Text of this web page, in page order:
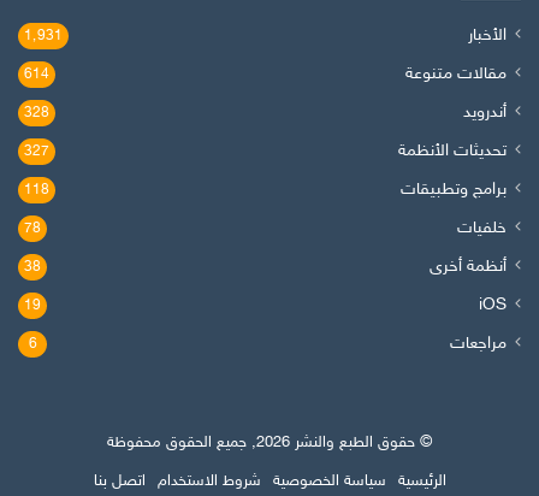
الأخبار 1٬931
مقالات متنوعة 614
أندرويد 328
تحديثات الأنظمة 327
برامج وتطبيقات 118
خلفيات 78
أنظمة أخرى 38
iOS
19
مراجعات 6
© حقوق الطبع والنشر 2026, جميع الحقوق محفوظة
الرئيسية
سياسة الخصوصية شروط الاستخدام اتصل بنا